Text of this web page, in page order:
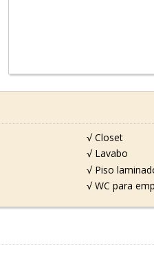
√ Closet
√ Lavabo
√ Piso
√ WC para